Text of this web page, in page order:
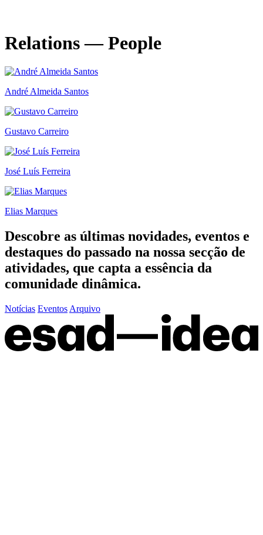
Relations — People
André Almeida Santos
Gustavo Carreiro
José Luís Ferreira
Elias Marques
Descobre as últimas novidades, eventos e
destaques do passado na nossa secção de
atividades, que capta a essência da
comunidade dinâmica.
Notícias Eventos Arquivo